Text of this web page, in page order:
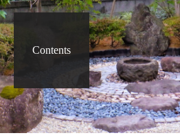
Contents